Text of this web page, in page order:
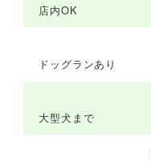
店内OK
ドッグランあり
大型犬まで